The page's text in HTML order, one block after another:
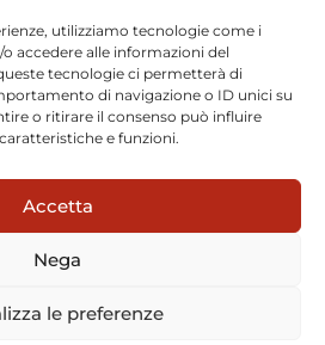
utilizziamo tecnologie come i
accedere alle informazioni del
tecnologie ci permetterà di
di navigazione o ID unici su
o ritirare il consenso può influire
e funzioni.
Accetta
Nega
le preferenze
CR
Piero Tutti i diritti riservati